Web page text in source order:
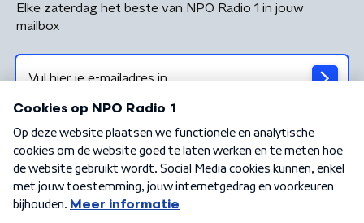
Elke zaterdag het beste van NPO Radio 1 in jouw
mailbox
Algemene voorwaarden